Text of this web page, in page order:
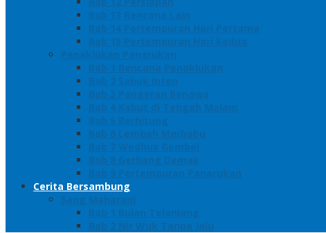
Bab 13 Rencana Lain
Bab 14 Pertempuran Hari Pertama
Bab 15 Pertempuran Hari Kedua
Penaklukan Panarukan
Bab 1 Rencana Penaklukan
Bab 2 Sabuk Inten
Bab 3 Pangeran Benawa
Bab 4 Kabut di Tengah Malam
Bab 5 Berhitung
Bab 6 Lembah Merbabu
Bab 7 Wedhus Gembel
Bab 8 Gerbang Demak
Bab 9 Pertempuran Panarukan
Cerita Bersambung
Sang Maharani
Bab 1 Bulan Telanjang
Bab 2 Nir Wuk Tanpa Jalu